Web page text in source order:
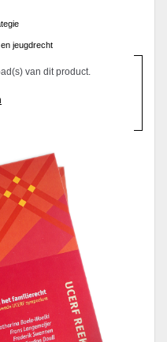
jeugdrecht
van dit product.